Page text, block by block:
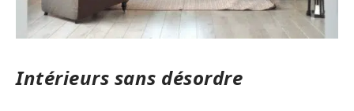
Intérieurs sans désordre